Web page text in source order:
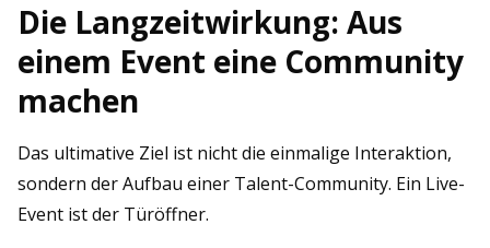
Die Langzeitwirkung: Aus
einem Event eine Community
machen
Das ultimative Ziel ist nicht die einmalige Interaktion,
sondern der Aufbau einer Talent-Community. Ein Live-
Event ist der Türöffner.